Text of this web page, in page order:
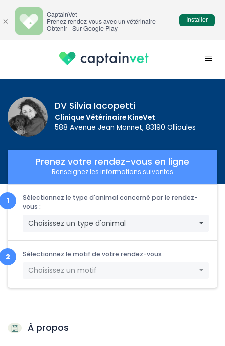
DV Silvia Iacopetti
Clinique Vétérinaire KineVet
588 Avenue Jean Monnet, 83190 Ollioules
À propos
Prenez votre rendez-vous en ligne
Renseignez les informations suivantes
Sélectionnez le type d'animal concerné par le rendez-
vous :
Choisissez un type d'animal
Sélectionnez le motif de votre rendez-vous :
Choisissez un motif
×
CaptainVet
Prenez rendez-vous avec un vétérinaire
Obtenir - Sur Google Play
Installer